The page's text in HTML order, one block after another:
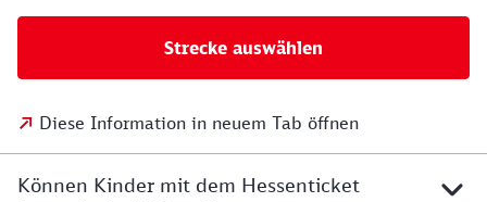
Strecke auswählen
Diese Information in neuem Tab öffnen
Können Kinder mit dem Hessenticket